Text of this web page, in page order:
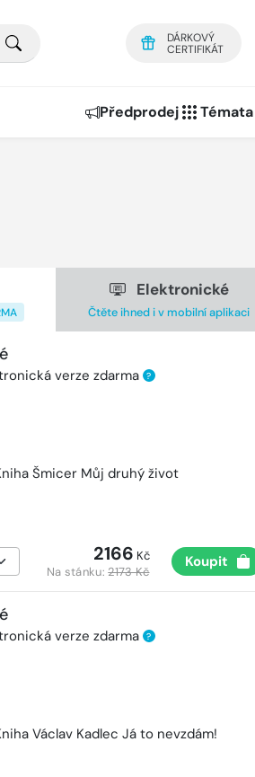
DÁRKOVÝ
CERTIFIKÁT
Předprodej Témata
Elektronické
Čtěte ihned i v mobilní aplikaci
verze zdarma ?
Šmicer Můj druhý život
2166 Kč
Na stánku:2173 Kč
Koupit
verze zdarma ?
Václav Kadlec Já to nevzdám!